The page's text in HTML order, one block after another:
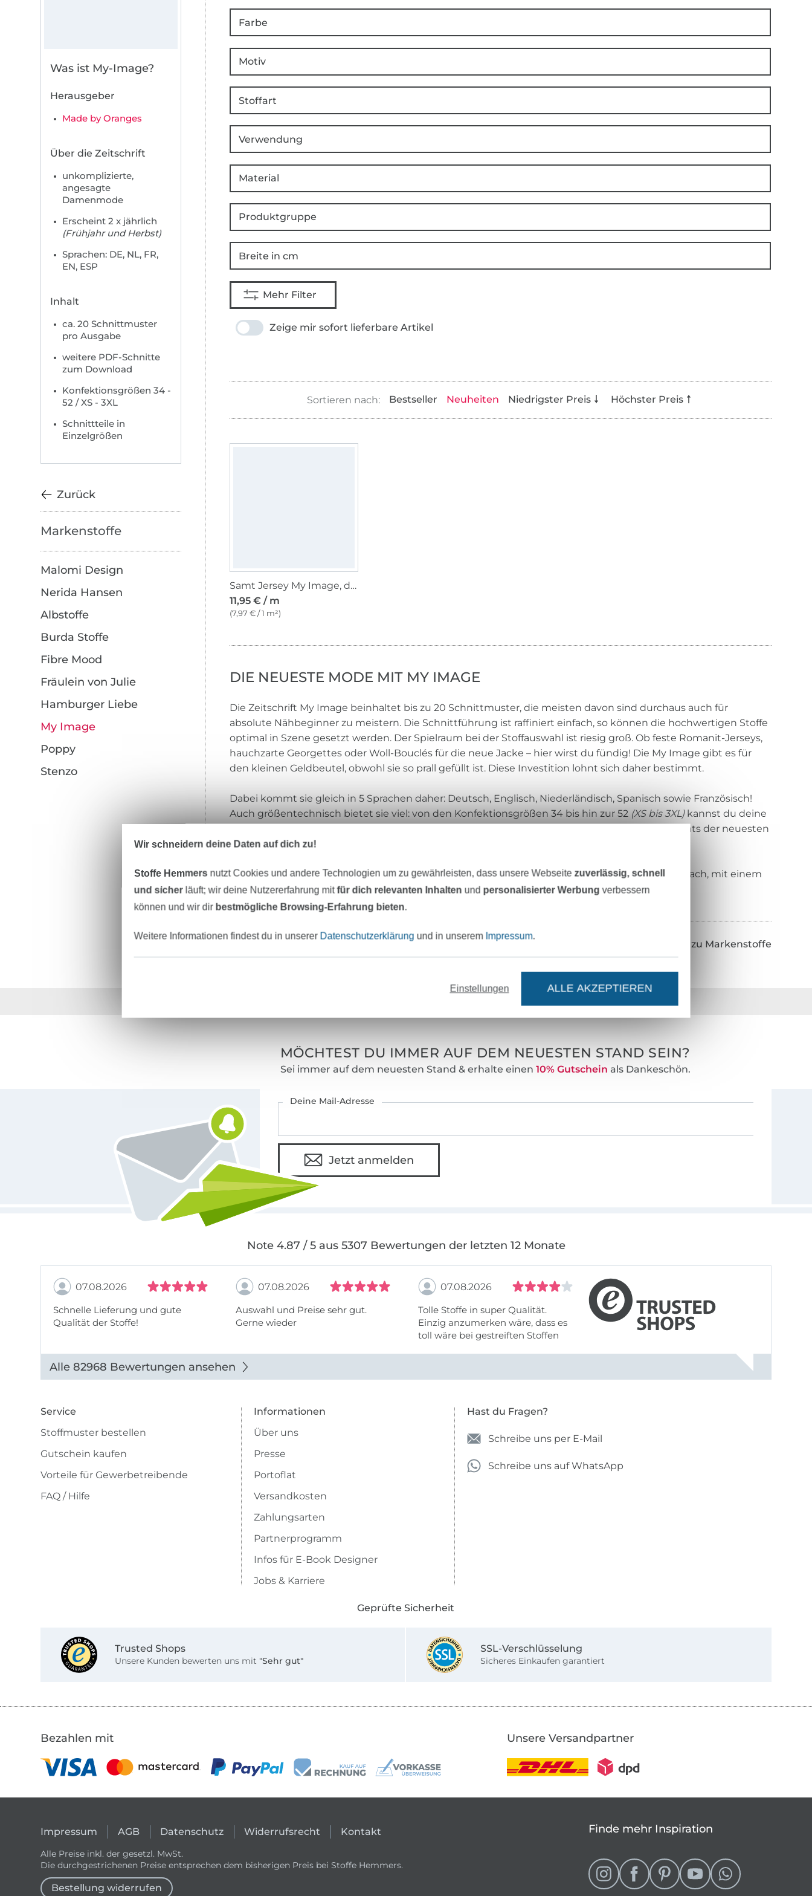
Was ist My-Image?
Herausgeber
Made by Oranges
Über die Zeitschrift
unkomplizierte,
angesagte
Damenmode
Erscheint 2 x jährlich
(Frühjahr und Herbst)
Sprachen: DE, NL, FR,
EN, ESP
Inhalt
ca. 20 Schnittmuster
pro Ausgabe
weitere PDF-Schnitte
zum Download
Konfektionsgrößen 34 -
52 / XS - 3XL
Schnittteile in
Einzelgrößen
Zurück
Markenstoffe
Malomi Design
Nerida Hansen
Albstoffe
Burda Stoffe
Fibre Mood
Fräulein von Julie
Hamburger Liebe
My Image
Poppy
Stenzo
Farbe
Motiv
Stoffart
Verwendung
Material
Produktgruppe
Breite in cm
Mehr Filter
Zeige mir sofort lieferbare Artikel
Bestseller Neuheiten Niedrigster Preis Höchster Preis
Samt Jersey My Image, dunkelblau
11,95 € / m
(7,97 € / 1 m²)
DIE NEUESTE MODE MIT MY IMAGE
Die Zeitschrift My Image beinhaltet bis zu 20 Schnittmuster, die meisten davon sind durchaus auch für
absolute Nähbeginner zu meistern. Die Schnittführung ist raffiniert einfach, so können die hochwertigen Stoffe
optimal in Szene gesetzt werden. Der Spielraum bei der Stoffauswahl ist riesig groß. Ob feste Romanit-Jerseys,
hauchzarte Georgettes oder Woll-Bouclés für die neue Jacke – hier wirst du fündig! Die My Image gibt es für
den kleinen Geldbeutel, obwohl sie so prall gefüllt ist. Diese Investition lohnt sich daher bestimmt.
Dabei kommt sie gleich in 5 Sprachen daher: Deutsch, Englisch, Niederländisch, Spanisch sowie Französisch!
Auch größentechnisch bietet sie viel: von den Konfektionsgrößen 34 bis hin zur 52 (XS bis 3XL)kannst du deine
Nähidee umsetzen. Mit unseren ausgewählten Looks präsentieren wir dir einige echte Highlights der neuesten
Zeitschriften-Ausgabe.
Dabei geben wir dir möglichst exakt die Produktliste mit auf den Weg. Nie war shoppen so einfach, mit einem
Klick ist der Warenkorb für dich gefüllt. Nutze deine Zeit besser sinnvoll an der Nähmaschine!
Zurück zu Markenstoffe
MÖCHTEST DU IMMER AUF DEM NEUESTEN STAND SEIN?
Sei immer auf dem neuesten Stand & erhalte einen 10% Gutschein als Dankeschön.
Deine Mail-Adresse
Jetzt anmelden
Note 4.87 / 5 aus 5307 Bewertungen der letzten 12 Monate
07.08.2026
Schnelle Lieferung und gute
Qualität der Stoffe!
07.08.2026
Auswahl und Preise sehr gut.
Gerne wieder
07.08.2026
Tolle Stoffe in super Qualität.
Einzig anzumerken wäre, dass es
toll wäre bei gestreiften Stoffen
Alle 82968 Bewertungen ansehen
Service
Stoffmuster bestellen
Gutschein kaufen
Vorteile für Gewerbetreibende
FAQ / Hilfe
Informationen
Über uns
Presse
Portoflat
Versandkosten
Zahlungsarten
Partnerprogramm
Infos für E-Book Designer
Jobs & Karriere
Hast du Fragen?
Schreibe uns per E-Mail
Schreibe uns auf WhatsApp
Geprüfte Sicherheit
Trusted Shops
Unsere Kunden bewerten uns mit "Sehr gut"
SSL-Verschlüsselung
Sicheres Einkaufen garantiert
Bezahlen mit Unsere Versandpartner
Impressum AGB Datenschutz Widerrufsrecht Kontakt
Alle Preise inkl. der gesetzl. MwSt.
Die durchgestrichenen Preise entsprechen dem bisherigen Preis bei Stoffe Hemmers.
Bestellung widerrufen
Finde mehr Inspiration
Wir schneidern deine Daten auf dich zu!
Stoffe Hemmers nutzt Cookies und andere Technologien um zu gewährleisten, dass unsere Webseite zuverlässig, schnell
und sicherläuft; wir deine Nutzererfahrung mitfür dich relevanten Inhalten und personalisierter Werbung verbessern
können und wir dir bestmögliche Browsing-Erfahrung bieten.
Weitere Informationen findest du in unserer Datenschutzerklärung und in unserem Impressum.
Einstellungen ALLE AKZEPTIEREN